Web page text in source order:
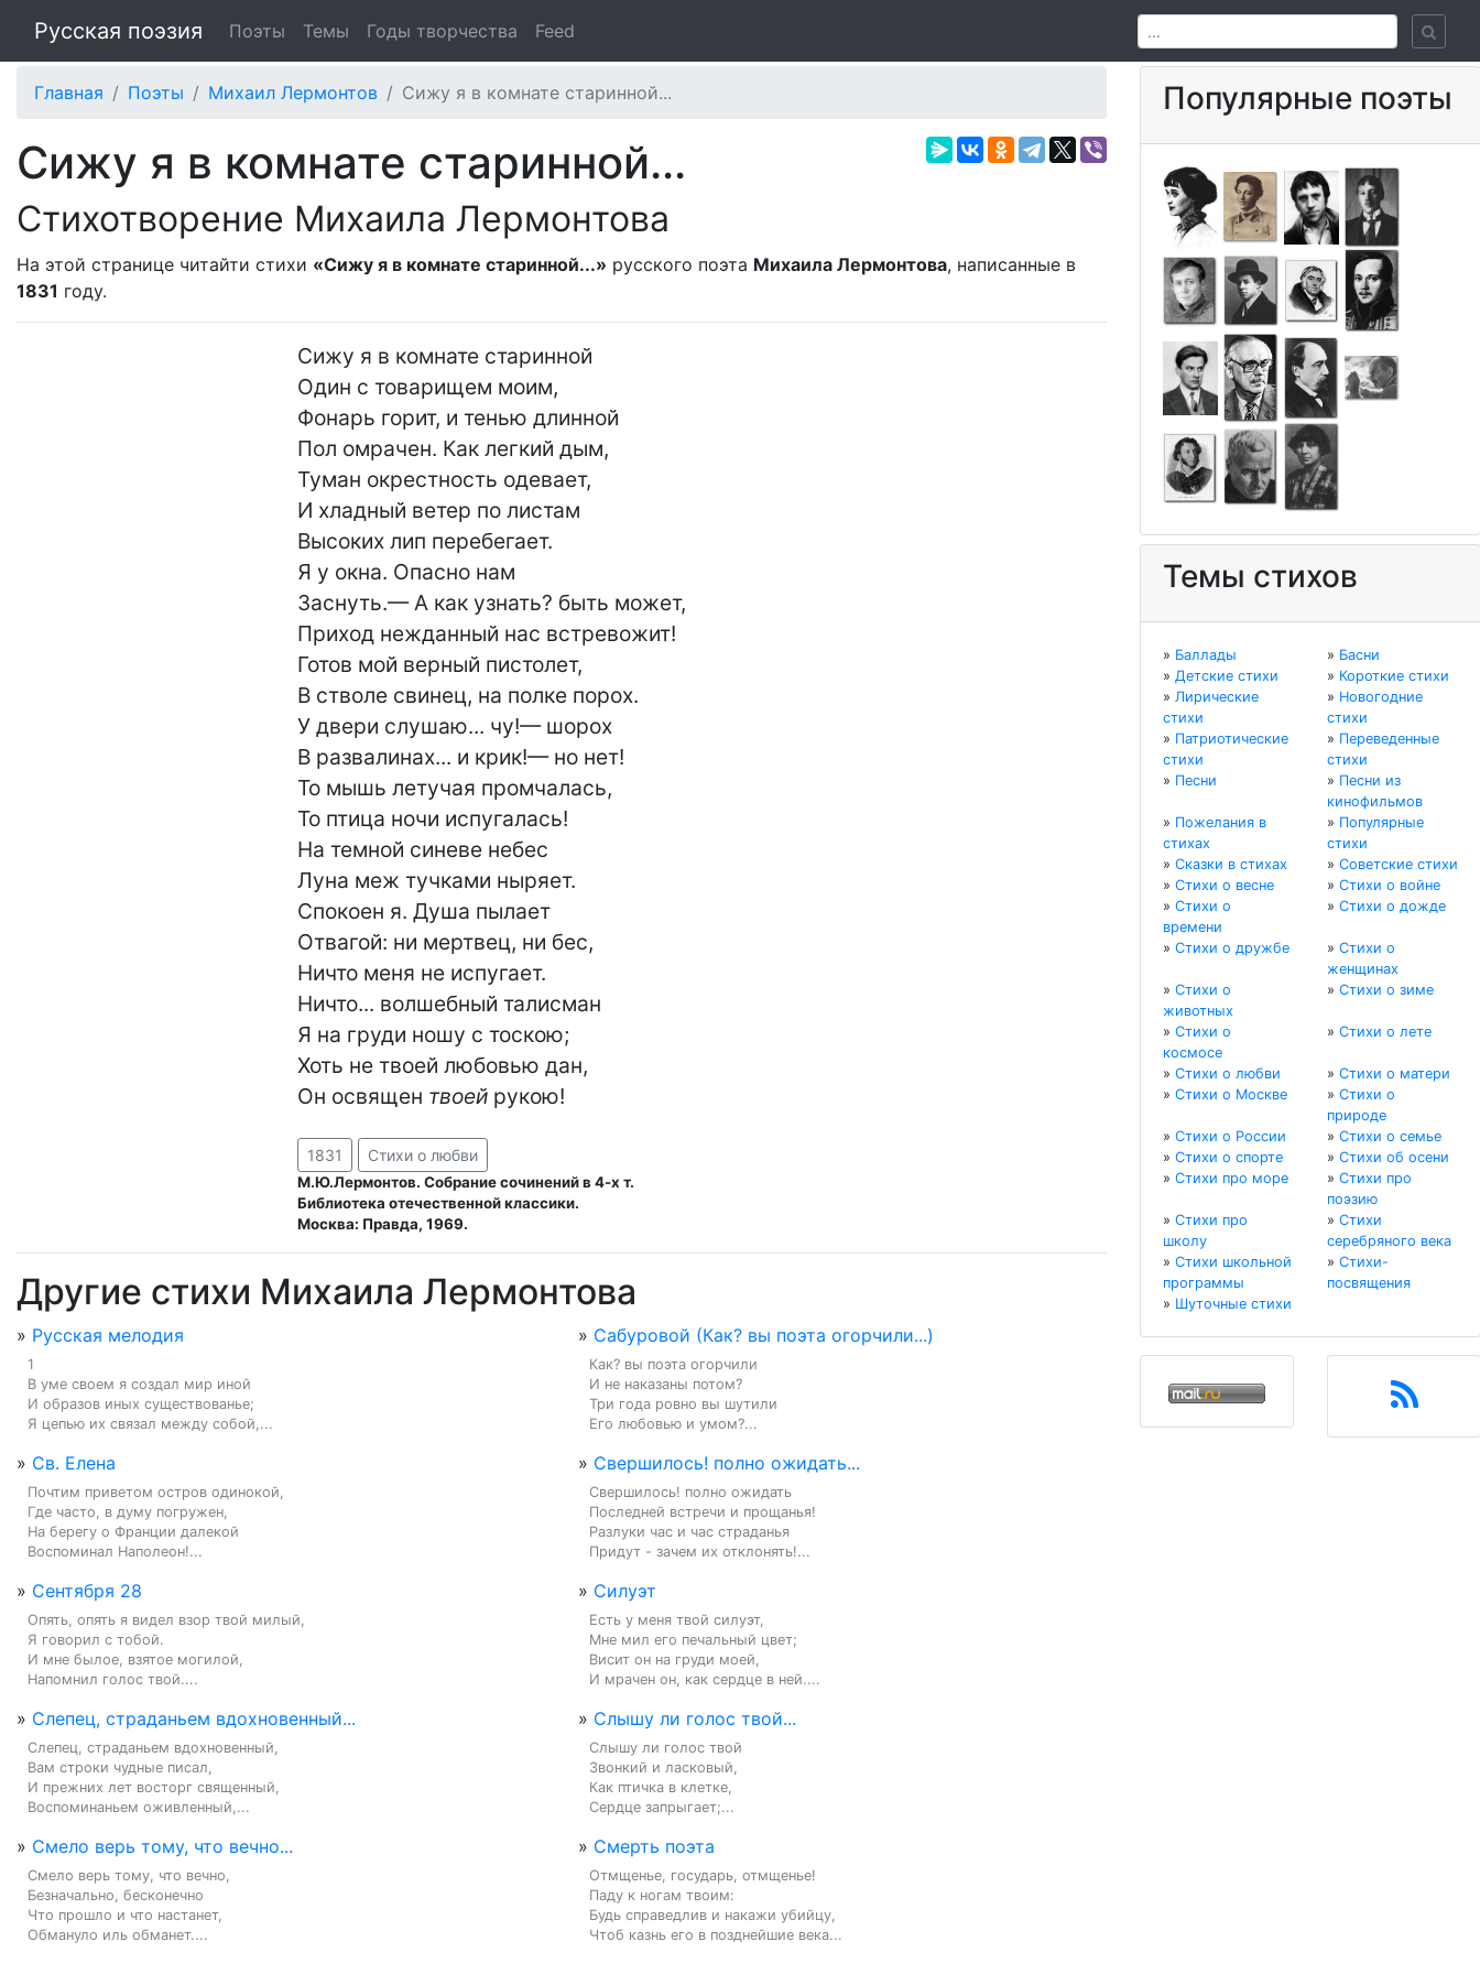
Русская поэзия Поэты Темы Годы творчества Feed
Главная Поэты Михаил Лермонтов Сижу я в комнате старинной...
Сижу я в комнате старинной...
Стихотворение Михаила Лермонтова
На этой странице читайти стихи «Сижу я в комнате старинной...» русского поэта Михаила Лермонтова, написанные в
1831 году.
Сижу я в комнате старинной
Один с товарищем моим,
Фонарь горит, и тенью длинной
Пол омрачен. Как легкий дым,
Туман окрестность одевает,
И хладный ветер по листам
Высоких лип перебегает.
Я у окна. Опасно нам
Заснуть.— А как узнать? быть может,
Приход нежданный нас встревожит!
Готов мой верный пистолет,
В стволе свинец, на полке порох.
У двери слушаю... чу!— шорох
В развалинах... и крик!— но нет!
То мышь летучая промчалась,
То птица ночи испугалась!
На темной синеве небес
Луна меж тучками ныряет.
Спокоен я. Душа пылает
Отвагой: ни мертвец, ни бес,
Ничто меня не испугает.
Ничто... волшебный талисман
Я на груди ношу с тоскою;
Хоть не твоей любовью дан,
Он освящен твоей рукою!
1831 Стихи о любви
М.Ю.Лермонтов. Собрание сочинений в 4-х т.
Библиотека отечественной классики.
Москва: Правда, 1969.
Другие стихи Михаила Лермонтова
» Русская мелодия
1
В уме своем я создал мир иной
И образов иных существованье;
Я цепью их связал между собой,...
» Сабуровой (Как? вы поэта огорчили...)
Как? вы поэта огорчили
И не наказаны потом?
Три года ровно вы шутили
Его любовью и умом?...
» Св. Елена
Почтим приветом остров одинокой,
Где часто, в думу погружен,
На берегу о Франции далекой
Воспоминал Наполеон!...
» Свершилось! полно ожидать...
Свершилось! полно ожидать
Последней встречи и прощанья!
Разлуки час и час страданья
Придут - зачем их отклонять!...
» Сентября 28
Опять, опять я видел взор твой милый,
Я говорил с тобой.
И мне былое, взятое могилой,
Напомнил голос твой....
» Силуэт
Есть у меня твой силуэт,
Мне мил его печальный цвет;
Висит он на груди моей,
И мрачен он, как сердце в ней....
» Слепец, страданьем вдохновенный...
Слепец, страданьем вдохновенный,
Вам строки чудные писал,
И прежних лет восторг священный,
Воспоминаньем оживленный,...
» Слышу ли голос твой...
Слышу ли голос твой
Звонкий и ласковый,
Как птичка в клетке,
Сердце запрыгает;...
» Смело верь тому, что вечно...
Смело верь тому, что вечно,
Безначально, бесконечно
Что прошло и что настанет,
Обмануло иль обманет....
» Смерть поэта
Отмщенье, государь, отмщенье!
Паду к ногам твоим:
Будь справедлив и накажи убийцу,
Чтоб казнь его в позднейшие века...
Популярные поэты
Темы стихов
» Баллады » Басни
» Детские стихи » Короткие стихи
» Лирические
стихи
» Новогодние
стихи
» Патриотические
стихи
» Переведенные
стихи
» Песни » Песни из
кинофильмов
» Пожелания в
стихах
» Популярные
стихи
» Сказки в стихах » Советские стихи
» Стихи о весне » Стихи о войне
» Стихи о
времени
» Стихи о дожде
» Стихи о дружбе » Стихи о
женщинах
» Стихи о
животных
» Стихи о зиме
» Стихи о
космосе
» Стихи о лете
» Стихи о любви » Стихи о матери
» Стихи о Москве » Стихи о
природе
» Стихи о России » Стихи о семье
» Стихи о спорте » Стихи об осени
» Стихи про море » Стихи про
поэзию
» Стихи про
школу
» Стихи
серебряного века
» Стихи школьной
программы
» Стихи-
посвящения
» Шуточные стихи